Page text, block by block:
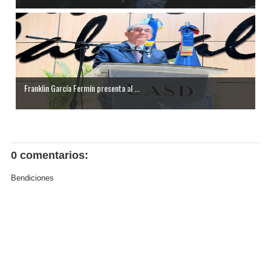
Franklin García Fermín presenta al ...
0 comentarios:
Bendiciones